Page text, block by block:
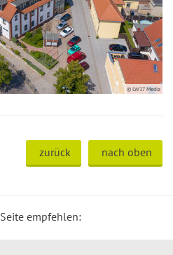
© LW17 Media
zurück nach oben
Seite empfehlen: